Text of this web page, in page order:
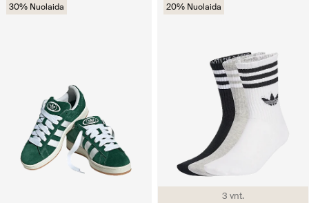
30% Nuolaida
3 vnt.
20% Nuolaida